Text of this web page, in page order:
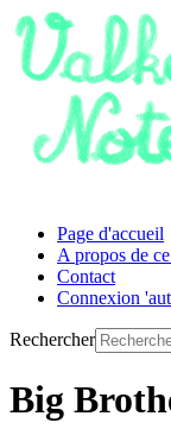
Page d'accueil
A propos de
Contact
Connexion
Rechercher
Big